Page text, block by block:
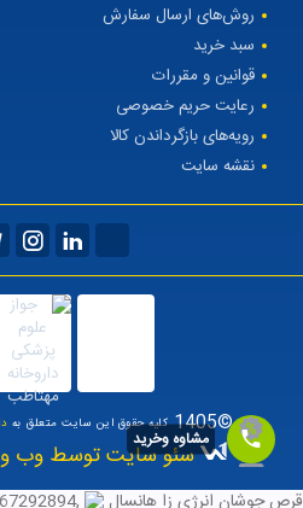
روش‌های ارسال سفارش
سبد خرید
قوانین و مقررات
رعایت حریم خصوصی
رویه‌های بازگرداندن کالا
نقشه سایت
©1405 کلیه حقوق این سایت متعلق به
سئو سایت توسط وب
قرص جوشان انرژی زا هانسال ,
مشاوه وخرید